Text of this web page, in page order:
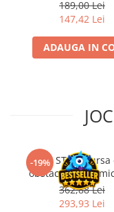
Disney Lorcana
Star Wars Unlimited
Riftbound League of
Magic The Gathering
One Piece Card Game
Colectii Oficiale
Dragon
189,00 Lei
147,42 Lei
ADAUGA IN
-19%Kit STEM Cursa
obstacole
Fischertechnik
362,88 Lei
293,93 Lei